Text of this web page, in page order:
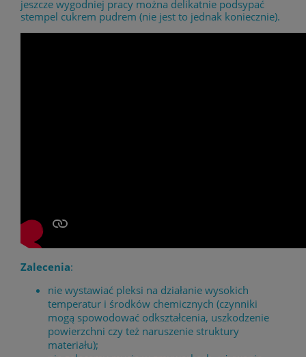
jeszcze wygodniej pracy można delikatnie podsypać
stempel cukrem pudrem (nie jest to jednak koniecznie).
Zalecenia:
nie wystawiać pleksi na działanie wysokich
temperatur i środków chemicznych (czynniki
mogą spowodować odkształcenia, uszkodzenie
powierzchni czy też naruszenie struktury
materiału);